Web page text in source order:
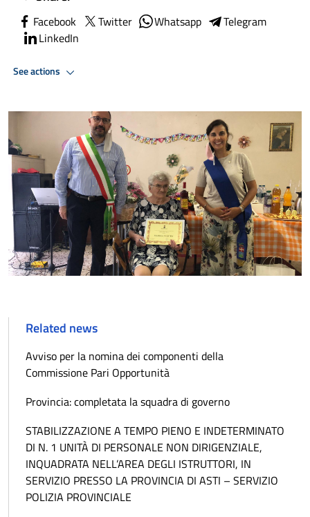
Facebook Twitter Whatsapp
Telegram
LinkedIn
See actions
Related news
Avviso per la nomina dei componenti della
Commissione Pari Opportunità
Provincia: completata la squadra di governo
STABILIZZAZIONE A TEMPO PIENO E INDETERMINATO
DI N. 1 UNITÀ DI PERSONALE NON DIRIGENZIALE,
INQUADRATA NELL’AREA DEGLI ISTRUTTORI, IN
SERVIZIO PRESSO LA PROVINCIA DI ASTI – SERVIZIO
POLIZIA PROVINCIALE